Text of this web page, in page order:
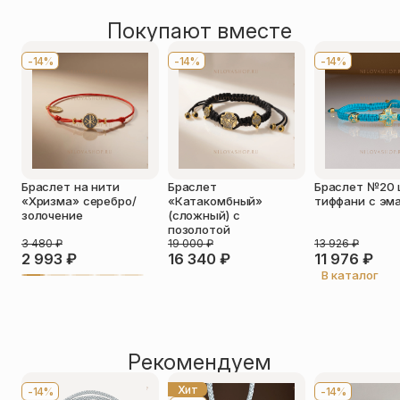
Оставить отзыв
Телефон*
Отзыв*
Прикрепить фото
Покупают вместе
-14%
Браслет на нити
«Хризма» серебро/
золочение
2 993 ₽
3 480₽
-14%
Браслет
«Катакомбный»
(сложный) с
позолотой
16 340 ₽
19 000₽
-14%
Браслет №20
тиффани с
11 976 ₽
13 926₽
В каталог
Рекомендуем
-14%
Хит
-14%